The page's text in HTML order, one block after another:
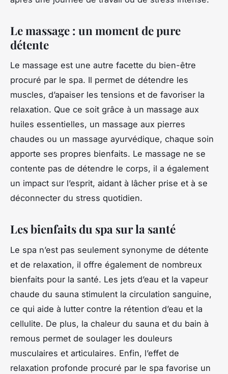
Le massage : un moment de pure
détente
Le massage est une autre facette du bien-être
procuré par le spa. Il permet de détendre les
muscles, d’apaiser les tensions et de favoriser la
relaxation. Que ce soit grâce à un massage aux
huiles essentielles, un massage aux pierres
chaudes ou un massage ayurvédique, chaque soin
apporte ses propres bienfaits. Le massage ne se
contente pas de détendre le corps, il a également
un impact sur l’esprit, aidant à lâcher prise et à se
déconnecter du stress quotidien.
Les bienfaits du spa sur la santé
Le spa n’est pas seulement synonyme de détente
et de relaxation, il offre également de nombreux
bienfaits pour la santé. Les jets d’eau et la vapeur
chaude du sauna stimulent la circulation sanguine,
ce qui aide à lutter contre la rétention d’eau et la
cellulite. De plus, la chaleur du sauna et du bain à
remous permet de soulager les douleurs
musculaires et articulaires. Enfin, l’effet de
relaxation profonde procuré par le spa favorise un